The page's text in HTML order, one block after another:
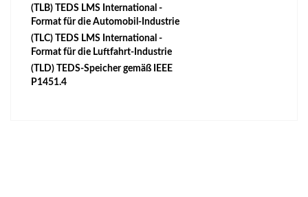
(TLB) TEDS LMS International -
Format für die Automobil-Industrie
(TLC) TEDS LMS International -
Format für die Luftfahrt-Industrie
(TLD) TEDS-Speicher gemäß IEEE
P1451.4